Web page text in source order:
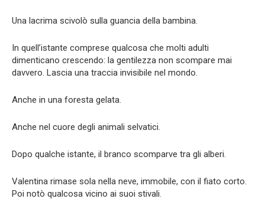
Una lacrima scivolò sulla guancia della bambina.
In quell’istante comprese qualcosa che molti adulti
dimenticano crescendo: la gentilezza non scompare mai
davvero. Lascia una traccia invisibile nel mondo.
Anche in una foresta gelata.
Anche nel cuore degli animali selvatici.
Dopo qualche istante, il branco scomparve tra gli alberi.
Valentina rimase sola nella neve, immobile, con il fiato corto.
Poi notò qualcosa vicino ai suoi stivali.